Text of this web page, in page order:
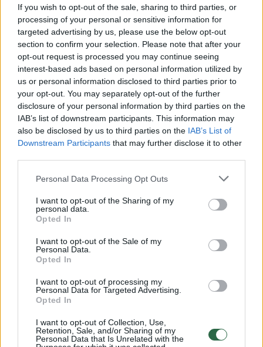
If you wish to opt-out of the sale, sharing to third parties, or
processing of your personal or sensitive information for
targeted advertising by us, please use the below opt-out
section to confirm your selection. Please note that after your
opt-out request is processed you may continue seeing
interest-based ads based on personal information utilized by
us or personal information disclosed to third parties prior to
your opt-out. You may separately opt-out of the further
disclosure of your personal information by third parties on the
IAB’s list of downstream participants. This information may
also be disclosed by us to third parties on the IAB’s List of
Downstream Participants that may further disclose it to other
Personal Data Processing Opt Outs
I want to opt-out of the Sharing of my
personal data.
Opted In
I want to opt-out of the Sale of my
Personal Data.
Opted In
I want to opt-out of processing my
Personal Data for Targeted Advertising.
Opted In
I want to opt-out of Collection, Use,
Retention, Sale, and/or Sharing of my
Personal Data that Is Unrelated with the
Gaižauską. 1957–1963 m. studijavo Lietuvos
valstybinėje konservatorijoje (dabar Lietuvos
muzikos ir teatro akademija), prof. Eduardo
Balsio kompozicijos klasėje.
1961–1967 m. A.Raudonikis dirbo
Respublikinių liaudies meno rūmų (dabar
Liaudies kultūros centras) Muzikos skyriaus
valstybinės konservatorijos Klaipėdos
fakultetų choreografijos katedros dėstytojas,
1992–1998 m. – Lietuvos krašto apsaugos
ministerijos Motorizuotos pėstininkų
brigados „Geležinis vilkas“ garbės sargybos
pučiamųjų orkestro darbuotojas. Nuo 1967 m.
Lietuvos kompozitorių sąjungos narys, ne